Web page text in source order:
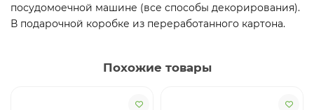
посудомоечной машине (все способы декорирования).
В подарочной коробке из переработанного картона.
Похожие товары